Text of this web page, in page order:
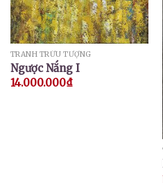
TRANH TRỪU TƯỢNG
Ngược Nắng I
14.000.000₫